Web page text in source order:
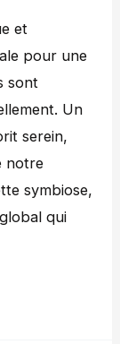
et
pour une
sont
Un
serein,
notre
symbiose,
qui